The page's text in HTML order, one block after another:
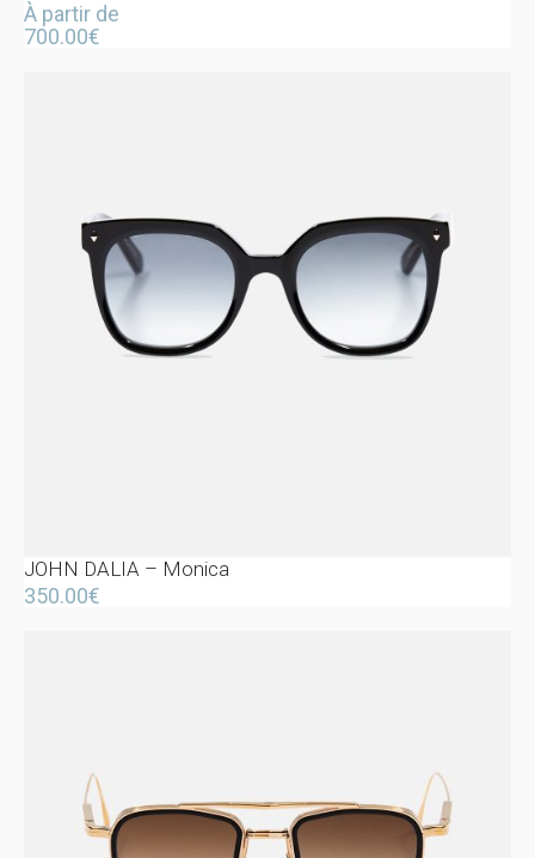
À partir de
700.00€
JOHN DALIA – Monica
350.00€